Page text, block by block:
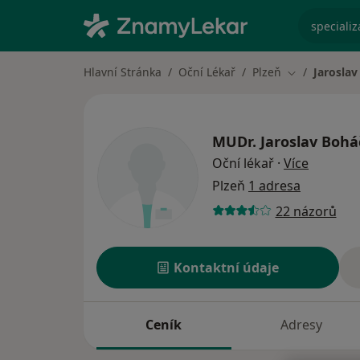
Hlavní Stránka Oční Lékař Plzeň Změna města
MUDr. Jaroslav
Oční lékař · Více
Plzeň 1 adresa
22 názorů
Kontaktní údaje
Ceník Adresy